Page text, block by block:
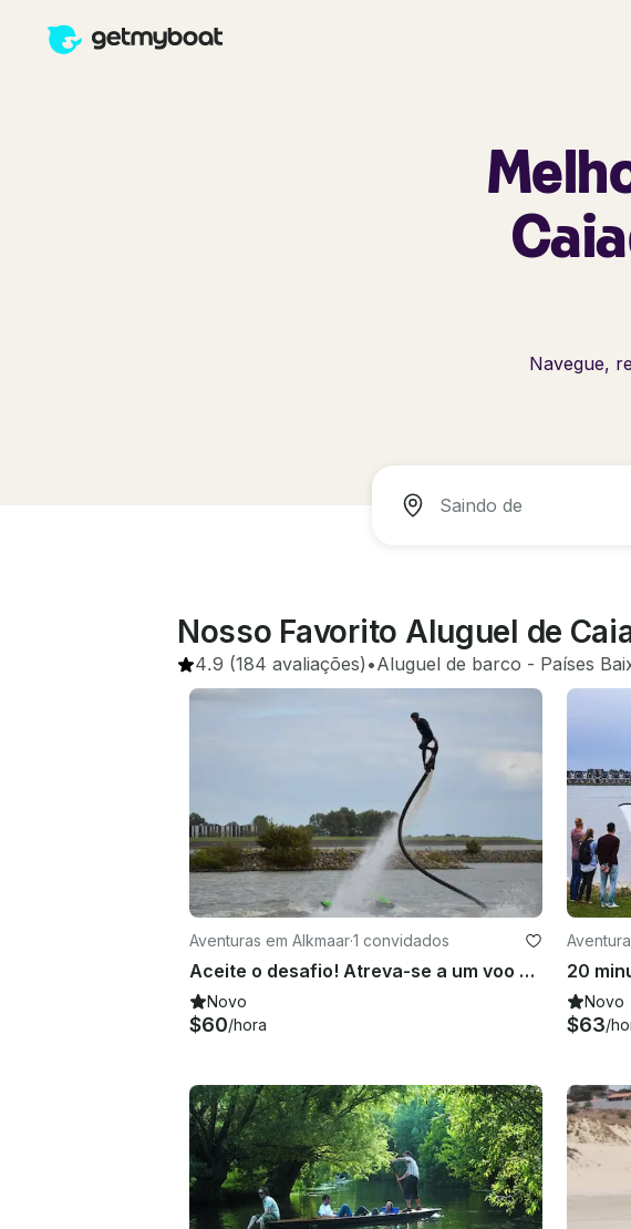
Navegue,
Nosso Favorito Aluguel de
4.9 (184 avaliações) •Aluguel de barco - Países
Aventuras em Alkmaar·1 convidados
Aceite o desafio! Atreva-se a um voo de hoverboarding de 20 minutos em Heerhugowaard, Holanda
Novo
$60/hora
Novo
$63/